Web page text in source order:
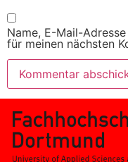
Name, E-Mail-
für meinen nächsten